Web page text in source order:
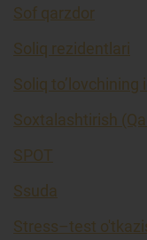
Sof qarzdor
Soliq rezidentlari
Soliq
Soxtalashtirish
SPOT
Ssuda
Stress–test